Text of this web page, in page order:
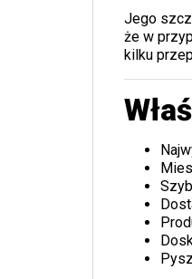
Jego
że w
kilku